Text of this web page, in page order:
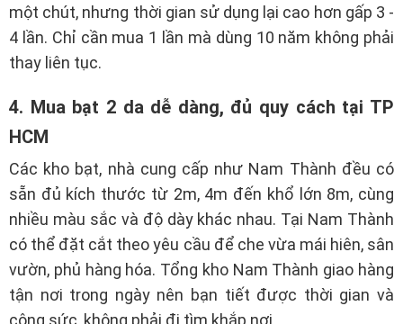
một chút, nhưng thời gian sử dụng lại cao hơn gấp 3 -
4 lần. Chỉ cần mua 1 lần mà dùng 10 năm không phải
thay liên tục.
4. Mua bạt 2 da dễ dàng, đủ quy cách tại TP
HCM
Các kho bạt, nhà cung cấp như Nam Thành đều có
sẵn đủ kích thước từ 2m, 4m đến khổ lớn 8m, cùng
nhiều màu sắc và độ dày khác nhau. Tại Nam Thành
có thể đặt cắt theo yêu cầu để che vừa mái hiên, sân
vườn, phủ hàng hóa. Tổng kho Nam Thành giao hàng
tận nơi trong ngày nên bạn tiết được thời gian và
công sức, không phải đi tìm khắp nơi.